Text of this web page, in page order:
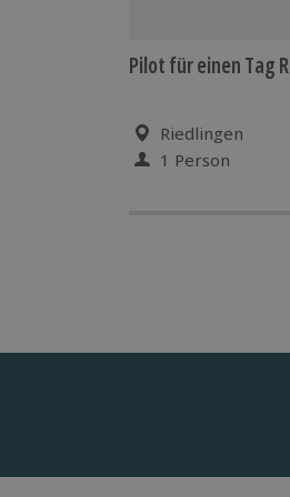
Pilot für einen Tag
Riedlingen
1 Person